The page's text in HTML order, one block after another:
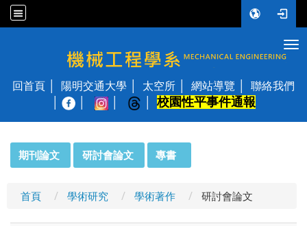
國立陽明交通大學 機械工程學系
回首頁 陽明交通大學 太空所 網站導覽
聯絡我們
校園性平事件通報
期刊論文 研討會論文 專書
首頁 學術研究 學術著作 研討會論文